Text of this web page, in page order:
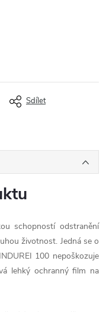
Sdílet
schopností odstranění
životnost. Jedná se o
100 nepoškozuje
lehký ochranný film na